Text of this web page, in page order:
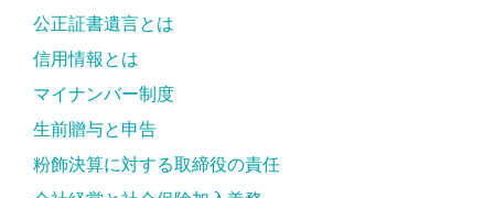
公正証書遺言とは
信用情報とは
マイナンバー制度
生前贈与と申告
粉飾決算に対する取締役の責任